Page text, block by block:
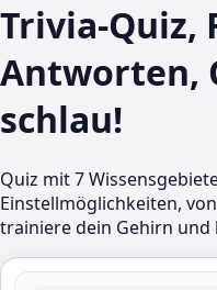
Trivia-Quiz,
Antworten,
schlau!
Quiz mit 7
Einstellmöglichkeiten,
trainiere dein Gehirn und